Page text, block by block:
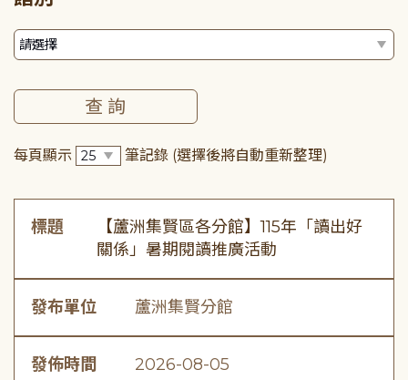
每頁顯示 筆記錄 (選擇後將自動重新整理)
標題
【蘆洲集賢區各分館】115年「讀出好
關係」暑期閱讀推廣活動
發布單位 蘆洲集賢分館
發佈時間 2026-08-05